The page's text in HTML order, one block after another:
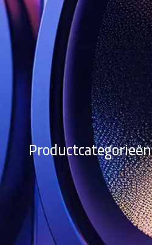
Productcategorieën